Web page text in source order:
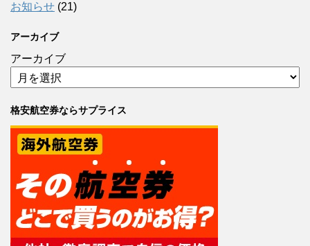
お知らせ (21)
アーカイブ
アーカイブ
格安航空券ならサプライス